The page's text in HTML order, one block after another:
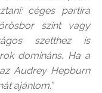
céges partira
színt vagy
szetthez is
domináns. Ha a
Audrey Hepburn
ajánlom.”